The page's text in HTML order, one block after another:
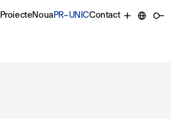
ProiecteNouaPR–UNICContact